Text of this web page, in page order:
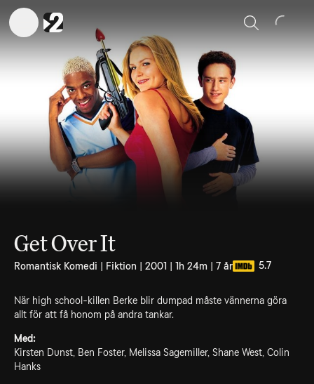
Sök
Get Over It
Romantisk Komedi | Fiktion | 2001 | 1h 24m | 7 år 5.7
När high school-killen Berke blir dumpad måste vännerna göra
allt för att få honom på andra tankar.
Med:
Kirsten Dunst, Ben Foster, Melissa Sagemiller, Shane West, Colin
Hanks